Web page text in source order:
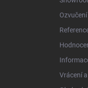
Vrácení